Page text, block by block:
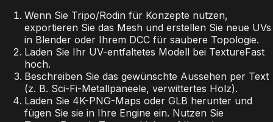
Wenn Sie Tripo/Rodin für Konzepte nutzen,
exportieren Sie das Mesh und erstellen Sie neue UVs
in Blender oder Ihrem DCC für saubere Topologie.
Laden Sie Ihr UV-entfaltetes Modell bei TextureFast
hoch.
Beschreiben Sie das gewünschte Aussehen per Text
(z. B. Sci-Fi-Metallpaneele, verwittertes Holz).
Laden Sie 4K-PNG-Maps oder GLB herunter und
fügen Sie sie in Ihre Engine ein. Nutzen Sie